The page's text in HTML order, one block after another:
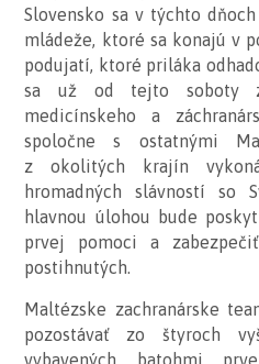
Slovensko sa v týchto
mládeže, ktoré sa konajú v
podujatí, ktoré priláka
sa už od tejto soboty
medicínskeho a
spoločne s ostatnými
z okolitých krajín
hromadných slávností so
hlavnou úlohou bude
prvej pomoci a
postihnutých.
Maltézske zachranárske
pozostávať zo štyroch
vybavených batohmi